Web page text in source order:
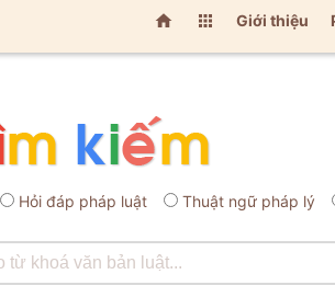
  Giới thiệu
Hỏi đáp pháp luật Thuật ngữ pháp lý